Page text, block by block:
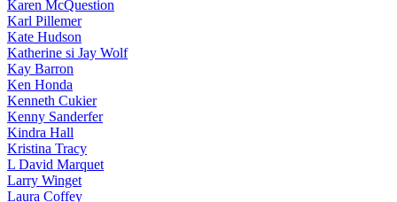
Karen McQuestion
Karl Pillemer
Kate Hudson
Katherine si Jay Wolf
Kay Barron
Ken Honda
Kenneth Cukier
Kenny Sanderfer
Kindra Hall
Kristina Tracy
L David Marquet
Larry Winget
Laura Coffey